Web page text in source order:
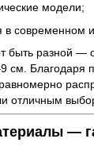
модели;
современном
быть разной —
см. Благодаря
отличным
—